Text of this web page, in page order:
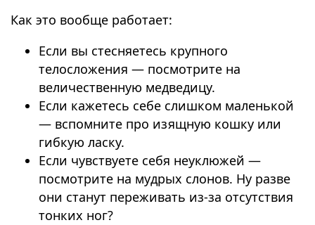
Как это вообще работает:
Если вы стесняетесь крупного
телосложения — посмотрите на
величественную медведицу.
Если кажетесь себе слишком маленькой
— вспомните про изящную кошку или
гибкую ласку.
Если чувствуете себя неуклюжей —
посмотрите на мудрых слонов. Ну разве
они станут переживать из-за отсутствия
тонких ног?